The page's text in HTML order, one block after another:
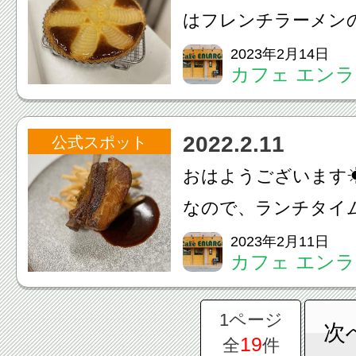
はフレンチラーメン
だお席に余裕がござ
越しくださいませ
673-
2023年2月14日
カフェ エン
公式スポット 2022.2.11
おはようございます
なので、ランチタイ
たっぷりの『スペア
をご用意しておりま
容】•オードブルの
ダ•スープ•魚料理•
2023年2月11日
カフェ エン
1ページ
全19件
次